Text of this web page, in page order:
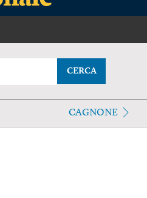
CERCA
CAGNONE